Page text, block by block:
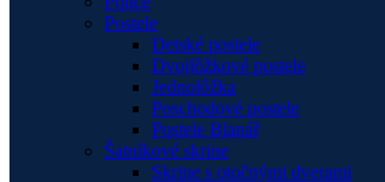
Postele
Detské postele
Dvojlôžkové postele
Jednolôžka
Poschodové postele
Postele Blanář
Šatníkové skrine
Skrine s otočnými dverami